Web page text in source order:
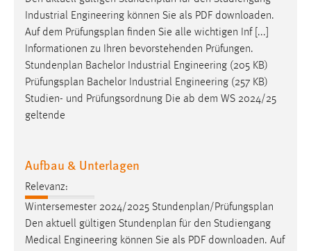
Industrial Engineering können Sie als PDF downloaden.
Auf dem Prüfungsplan finden Sie alle wichtigen Inf [...]
Informationen zu Ihren bevorstehenden Prüfungen.
Stundenplan Bachelor Industrial Engineering (205 KB)
Prüfungsplan Bachelor Industrial Engineering (257 KB)
Studien- und Prüfungsordnung Die ab dem WS 2024/25
geltende
Aufbau & Unterlagen
Relevanz:
Wintersemester 2024/2025 Stundenplan/Prüfungsplan
Den aktuell gültigen Stundenplan für den Studiengang
Medical Engineering können Sie als PDF downloaden. Auf
Für performante Seitenauslieferung wird in diesem Cookie
gespeichert, ob man eingeloggt ist.
Sprachpräferenz
Name:
site-language-preference
Chat